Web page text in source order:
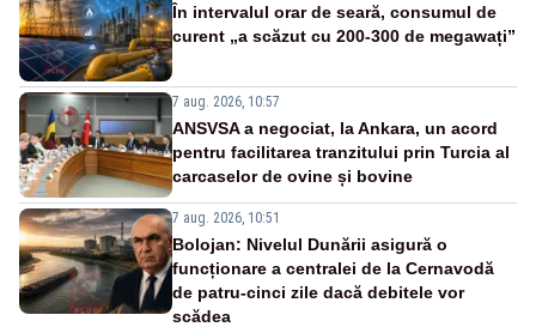
În intervalul orar de seară, consumul de
curent „a scăzut cu 200-300 de megawați”
7 aug. 2026, 10:57
ANSVSA a negociat, la Ankara, un acord
pentru facilitarea tranzitului prin Turcia al
carcaselor de ovine și bovine
7 aug. 2026, 10:51
Bolojan: Nivelul Dunării asigură o
funcționare a centralei de la Cernavodă
de patru-cinci zile dacă debitele vor
scădea